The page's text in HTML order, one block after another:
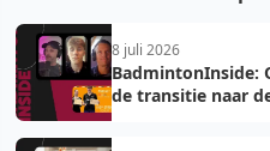
8 juli 2026
BadmintonInside:
de transitie naar